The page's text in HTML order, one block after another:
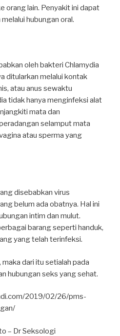
orang lain. Penyakit ini dapat
hubungan oral.
oleh bakteri Chlamydia
ditularkan melalui kontak
atau anus sewaktu
tidak hanya menginfeksi alat
mata dan
selamput mata
atau sperma yang
disebabkan virus
belum ada obatnya. Hal ini
intim dan mulut.
barang seperti handuk,
yang telah terinfeksi.
maka dari itu setialah pada
hubungan seks yang sehat.
2019/02/26/pms-
– Dr Seksologi